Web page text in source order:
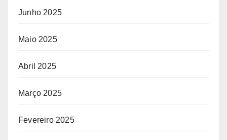
Junho 2025
Maio 2025
Abril 2025
Março 2025
Fevereiro 2025